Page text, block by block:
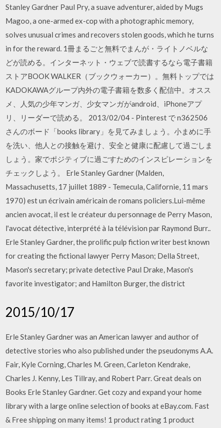
Stanley Gardner Paul Pry, a suave adventurer, aided by Mugs
Magoo, a one-armed ex-cop with a photographic memory,
solves unusual crimes and recovers stolen goods, which he turns
in for the reward. 1冊まるごと無料でまんが・ライトノベルな
どが読める。インターネット・ウェブで読書するなら電子書籍
ストアBOOK WALKER（ブックウォーカー）。無料トップでは
KADOKAWAグループ内外の電子書籍を数多く配信中。オスス
メ、人気の少年マンガ、少女マンガがandroid、iPhoneアプ
リ、リーダーで読める。 2013/02/04 - Pinterest で n362506
さんのボード「books library」を見てみましょう。小まめに手
を洗い、他人との接触を避け、安全と健康に配慮して過ごしま
しょう。家でポジティブに過ごすためのインスピレーションを
チェックしよう。 Erle Stanley Gardner (Malden,
Massachusetts, 17 juillet 1889 - Temecula, Californie, 11 mars
1970) est un écrivain américain de romans policiers.Lui-même
ancien avocat, il est le créateur du personnage de Perry Mason,
l'avocat détective, interprété à la télévision par Raymond Burr..
Erle Stanley Gardner, the prolific pulp fiction writer best known
for creating the fictional lawyer Perry Mason; Della Street,
Mason's secretary; private detective Paul Drake, Mason's
favorite investigator; and Hamilton Burger, the district
2015/10/17
Erle Stanley Gardner was an American lawyer and author of
detective stories who also published under the pseudonyms A.A.
Fair, Kyle Corning, Charles M. Green, Carleton Kendrake,
Charles J. Kenny, Les Tillray, and Robert Parr. Great deals on
Books Erle Stanley Gardner. Get cozy and expand your home
library with a large online selection of books at eBay.com. Fast
& Free shipping on many items! 1 product rating 1 product